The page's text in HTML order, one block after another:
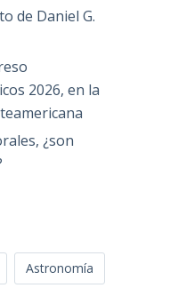
de Daniel G.
2026, en la
¿son
Astronomía